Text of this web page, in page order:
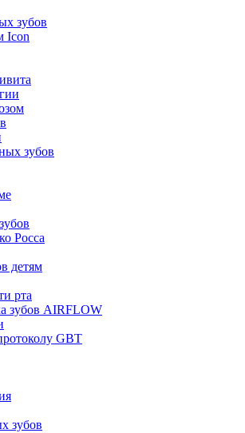
зубов
Icon
зубов
Росса
детям
рта
зубов AIRFLOW
GBT
зубов